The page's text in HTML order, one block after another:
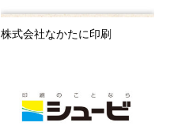
株式会社なかたに印刷